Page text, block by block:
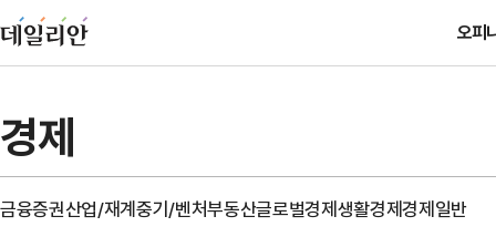
오피
경제
금융증권산업/재계중기/벤처부동산글로벌경제생활경제경제일반